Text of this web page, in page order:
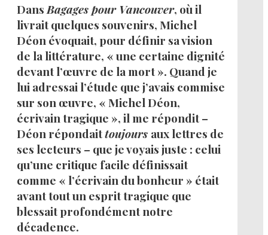
Dans Bagages pour Vancouver, où il
livrait quelques souvenirs, Michel
Déon évoquait, pour définir sa vision
de la littérature, « une certaine dignité
devant l’œuvre de la mort ». Quand je
lui adressai l’étude que j’avais commise
sur son œuvre, « Michel Déon,
écrivain tragique », il me répondit –
Déon répondaittoujours aux lettres de
ses lecteurs – que je voyais juste : celui
qu’une critique facile définissait
comme « l’écrivain du bonheur » était
avant tout un esprit tragique que
blessait profondément notre
décadence.